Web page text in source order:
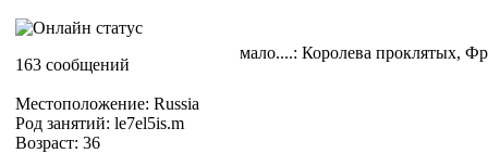
163 сообщений
Местоположение: Russia
Род занятий: le7el5is.m
Возраст: 36
мало....: Королева проклятых,